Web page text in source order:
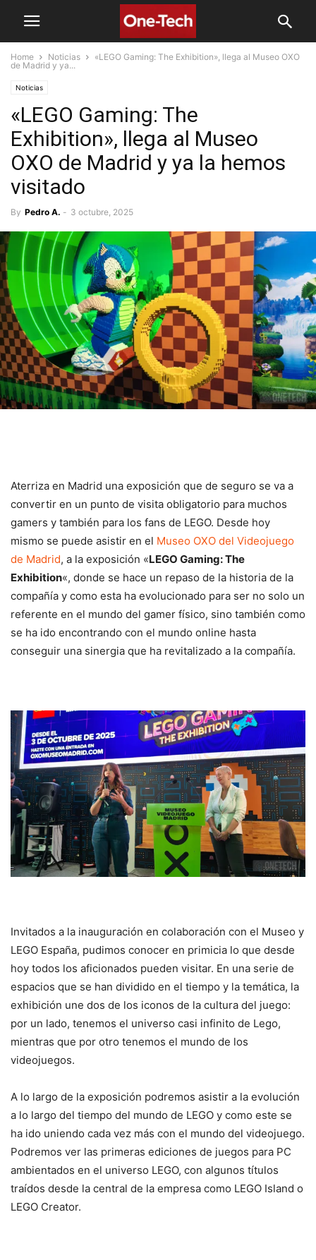
Home Noticias
«LEGO Gaming: The Exhibition», llega al Museo OXO
de Madrid y ya...
Noticias
«LEGO Gaming: The
Exhibition», llega al Museo
OXO de Madrid y ya la hemos
visitado
By Pedro A. - 3 octubre, 2025
Aterriza en Madrid una exposición que de seguro se va a
convertir en un punto de visita obligatorio para muchos
gamers y también para los fans de LEGO. Desde hoy
mismo se puede asistir en el Museo OXO del Videojuego
de Madrid, a la exposición «LEGO Gaming: The
Exhibition«, donde se hace un repaso de la historia de la
compañía y como esta ha evolucionado para ser no solo un
referente en el mundo del gamer físico, sino también como
se ha ido encontrando con el mundo online hasta
conseguir una sinergia que ha revitalizado a la compañía.
Invitados a la inauguración en colaboración con el Museo y
LEGO España, pudimos conocer en primicia lo que desde
hoy todos los aficionados pueden visitar. En una serie de
espacios que se han dividido en el tiempo y la temática, la
exhibición une dos de los iconos de la cultura del juego:
por un lado, tenemos el universo casi infinito de Lego,
mientras que por otro tenemos el mundo de los
videojuegos.
A lo largo de la exposición podremos asistir a la evolución
a lo largo del tiempo del mundo de LEGO y como este se
ha ido uniendo cada vez más con el mundo del videojuego.
Podremos ver las primeras ediciones de juegos para PC
ambientados en el universo LEGO, con algunos títulos
traídos desde la central de la empresa como LEGO Island o
LEGO Creator.